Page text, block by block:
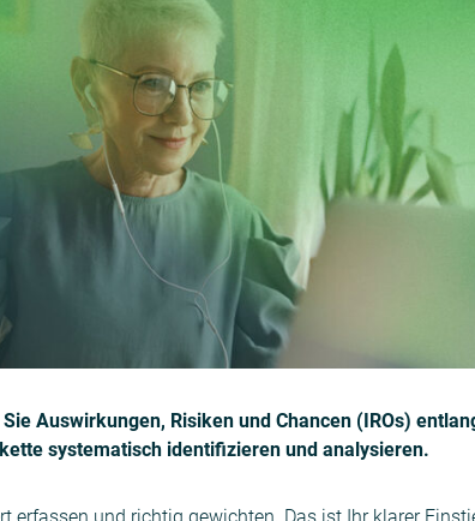
Auswirkungen, Risiken und Chancen (IROs)
systematisch identifizieren und analysieren.